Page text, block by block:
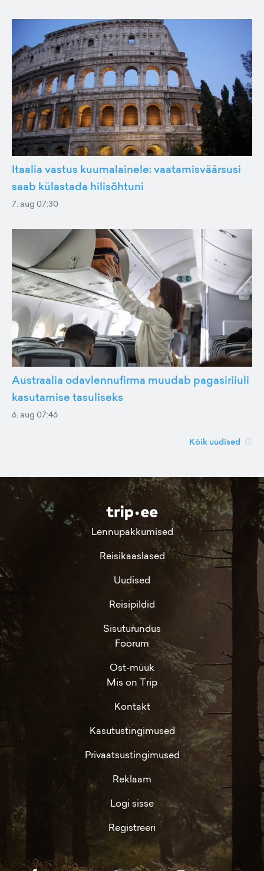
Itaalia vastus kuumalainele: vaatamisväärsusi
saab külastada hilisõhtuni
7. aug 07:30
Austraalia odavlennufirma muudab pagasiriiuli
kasutamise tasuliseks
6. aug 07:46
Kõik uudised
Lennupakkumised
Reisikaaslased
Uudised
Reisipildid
Sisuturundus
Foorum
Ost-müük
Mis on Trip
Kontakt
Kasutustingimused
Privaatsustingimused
Reklaam
Logi sisse
Registreeri